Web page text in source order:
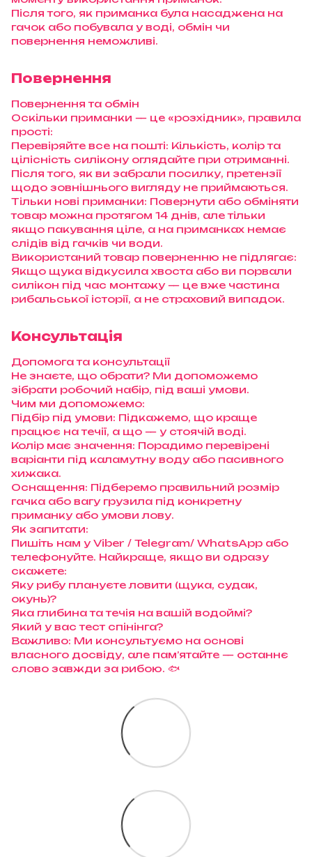
Після того, як приманка була насаджена на
гачок або побувала у воді, обмін чи
повернення неможливі.
Повернення
Повернення та обмін
Оскільки приманки — це «розхідник», правила
прості:
Перевіряйте все на пошті: Кількість, колір та
цілісність силікону оглядайте при отриманні.
Після того, як ви забрали посилку, претензії
щодо зовнішнього вигляду не приймаються.
Тільки нові приманки: Повернути або обміняти
товар можна протягом 14 днів, але тільки
якщо пакування ціле, а на приманках немає
слідів від гачків чи води.
Використаний товар поверненню не підлягає:
Якщо щука відкусила хвоста або ви порвали
силікон під час монтажу — це вже частина
рибальської історії, а не страховий випадок.
Консультація
Допомога та консультації
Не знаєте, що обрати? Ми допоможемо
зібрати робочий набір, під ваші умови.
Чим ми допоможемо:
Підбір під умови: Підкажемо, що краще
працює на течії, а що — у стоячій воді.
Колір має значення: Порадимо перевірені
варіанти під каламутну воду або пасивного
хижака.
Оснащення: Підберемо правильний розмір
гачка або вагу грузила під конкретну
приманку або умови лову.
Як запитати:
Пишіть нам у Viber / Telegram/ WhatsApp або
телефонуйте. Найкраще, якщо ви одразу
скажете:
Яку рибу плануєте ловити (щука, судак,
окунь)?
Яка глибина та течія на вашій водоймі?
Який у вас тест спінінга?
Важливо: Ми консультуємо на основі
власного досвіду, але пам’ятайте — останнє
слово завжди за рибою. 🐟